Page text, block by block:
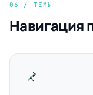
06 / ТЕМЫ
Навигация